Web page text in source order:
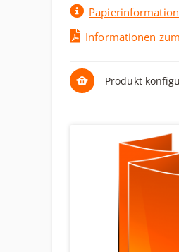
Informationen
Produkt